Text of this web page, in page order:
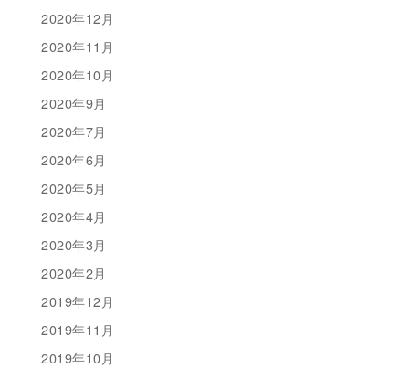
2020年12月
2020年11月
2020年10月
2020年9月
2020年7月
2020年6月
2020年5月
2020年4月
2020年3月
2020年2月
2019年12月
2019年11月
2019年10月